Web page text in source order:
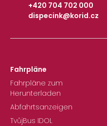
+420 704 702 000
|
dispecink@korid.cz
Fahrpläne
Fahrpläne zum
Herunterladen
Abfahrtsanzeigen
TvůjBus IDOL